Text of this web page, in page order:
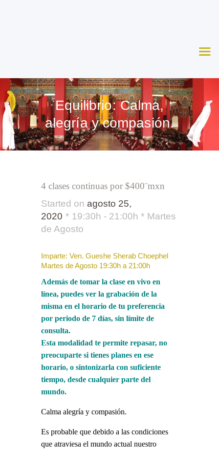
Equilibrio: Calma,
alegría y compasión.
Agenda
Apoya
Contacto
4 clases continuas por $400¨mxn
Started on agosto 25,
2020
19:30h - 21:00h
Martes
de Agosto
Imparte: Ven. Gueshe Sherab Choephel
Martes de Agosto 19:30h a 21:00h
Además de tomar la clase en vivo en
línea, puedes ver la grabación de la
misma en el horario de tu preferencia
por periodo de 7 días, sin límite de
consulta.
Esta modalidad te permite repasar, no
preocuparte si tienes planes en ese
horario, o sintonizarla con suficiente
tiempo, desde cualquier parte del
mundo.
Calma alegría y compasión.
Es probable que debido a las condiciones
que atraviesa el mundo actual nuestro